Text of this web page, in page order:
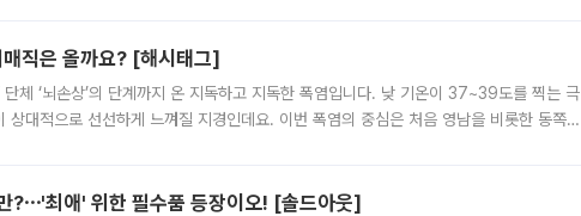
직은 올까요? [해시태그]
체 ‘뇌손상’의 단계까지 온 지독하고 지독한 폭염입니다. 낮 기온이 37~39도를 찍는 극
대적으로 선선하게 느껴질 지경인데요. 이번 폭염의 중심은 처음 영남을 비롯한 동쪽
?⋯'최애' 위한 필수품 등장이오! [솔드아웃]